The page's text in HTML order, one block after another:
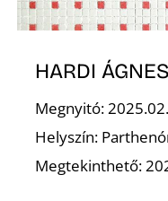
HARDI
Megnyitó:
Helyszín:
Megtekinthető: